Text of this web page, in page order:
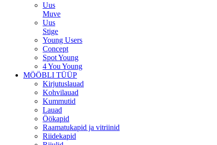
Uus
Muve
Uus
Stige
Young Users
Concept
Spot Young
4 You Young
MÖÖBLI TÜÜP
Kirjutuslauad
Kohvilauad
Kummutid
Lauad
Öökapid
Raamatukapid ja vitriinid
Riidekapid